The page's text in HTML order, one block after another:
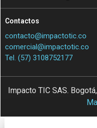
Contactos
contacto@impactotic.co
comercial@impactotic.co
Tel. (57) 3108752177
Impacto TIC SAS.